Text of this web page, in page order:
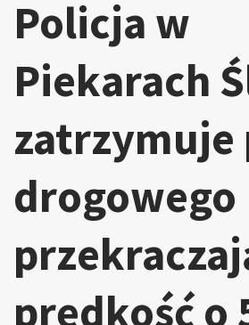
Policja w
Piekarach
zatrzymuje
drogowego
prędkość o